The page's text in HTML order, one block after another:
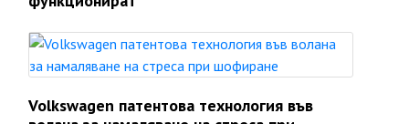
Volkswagen патентова технология във